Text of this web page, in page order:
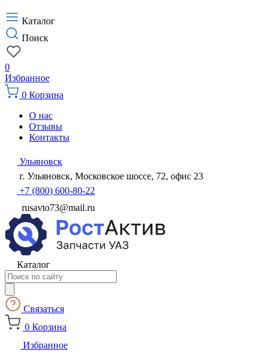
Каталог
Поиск
0
Избранное
0 Корзина
О нас
Отзывы
Контакты
Ульяновск
г. Ульяновск, Московское шоссе, 72, офис 23
+7 (800) 600-80-22
rusavto73@mail.ru
Каталог
Поиск
товаров
Связаться
0 Корзина
Избранное